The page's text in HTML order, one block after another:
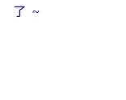
了 ~